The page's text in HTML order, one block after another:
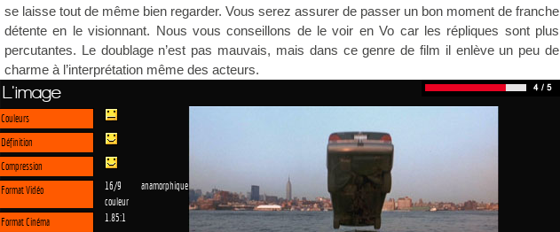
se laisse tout de même bien regarder. Vous serez assurer de passer un bon moment de franche
détente en le visionnant. Nous vous conseillons de le voir en Vo car les répliques sont plus
percutantes. Le doublage n’est pas mauvais, mais dans ce genre de film il enlève un peu de
charme à l’interprétation même des acteurs.
L'image
Couleurs
Définition
Compression
Format Vidéo
16/9 anamorphique
couleur
Format Cinéma
1.85:1